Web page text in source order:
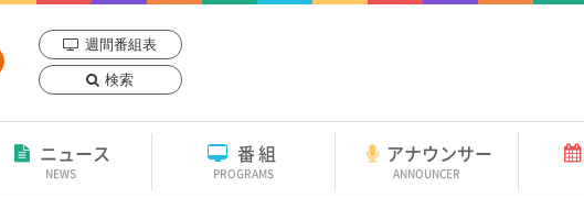
週間番組表
検索
ニュース
NEWS
番組
PROGRAMS
アナウンサー
ANNOUNCER